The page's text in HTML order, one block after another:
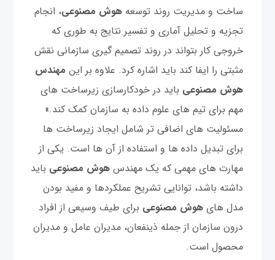
ساخت و مدیریت روند توسعههوش مصنوعی، انجام
تجزیه و تحلیل آماری و تفسیر نتایج به طوری که
خروجی کار بتواند در روند تصمیم گیری سازمانی نقش
مثبتی را ایفا کند باید اشاره کرد. علاوه بر این مهندس
هوش مصنوعی باید در خودکارسازی زیرساخت های
مهم برای تیم های علوم داده به سازمان کمک کند.»
مسئولیت های اضافی تر شامل ایجاد زیرساخت ها
برای تبدیل داده ها و استفاده از آن ها است. یکی از
مهارت های مهمی که یک مهندسهوش مصنوعی باید
داشته باشد، توانایی تشریح عملکردها و مفید بودن
مدل هایهوش مصنوعی برای طیف وسیعی از افراد
درون سازمان از جمله ذینفعان، مدیران عامل و مدیران
محصول است.